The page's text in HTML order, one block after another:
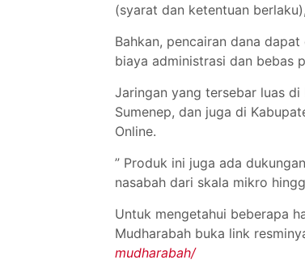
(syarat dan ketentuan
Bahkan, pencairan dana
biaya administrasi dan bebas
Jaringan yang tersebar luas
Sumenep, dan juga di
Online.
” Produk ini juga ada
nasabah dari skala mikro
Untuk mengetahui beberapa
Mudharabah buka link
mudharabah/